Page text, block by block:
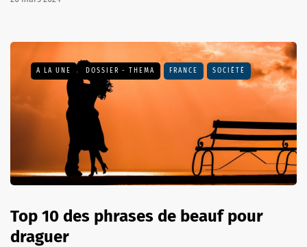
A LA UNE DOSSIER - THEMA FRANCE SOCIÉTÉ
Top 10 des phrases de beauf pour
draguer